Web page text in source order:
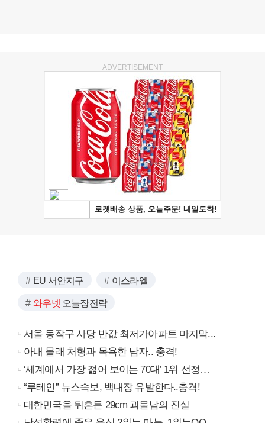
ADVERTISEMENT
EU 서안지구 이스라엘
와우넷 오늘장전략
서울 동작구 사당 반값 최저가아파트 마지막...
아내 몰래 처형과 목욕한 남자.. 충격!
‘세계에서 가장 젊어 보이는 70대’ 1위 선정…
“루테인” 뉴스속보, 백내장 유발한다..충격!
대한민국을 뒤흔든 29cm 괴물남의 진실